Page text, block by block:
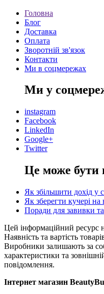
Головна
Блог
Доставка
Оплата
Зворотній зв'язок
Контакти
Ми в соцмережах
Ми у
instagram
Facebook
LinkedIn
Google+
Twitter
Це може бути
Як збільшити дохід у
Як зберегти кучері на
Поради для завивки
Цей інформаційний ресурс
Наявність та вартість
Виробники залишають за
характеристики та
повідомлення.
Інтернет магазин